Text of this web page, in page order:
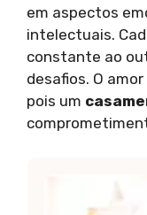
em aspectos
intelectuais.
constante ao
desafios. O
pois um